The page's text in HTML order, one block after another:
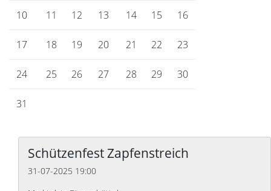
10 11 12 13 14 15 16
17 18 19 20 21 22 23
24 25 26 27 28 29 30
31
Schützenfest Zapfenstreich
31-07-2025 19:00